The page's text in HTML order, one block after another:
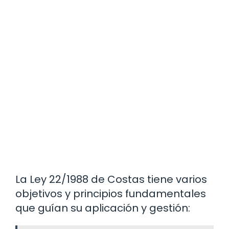
La Ley 22/1988 de Costas tiene varios
objetivos y principios fundamentales
que guían su aplicación y gestión: